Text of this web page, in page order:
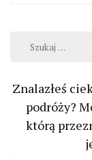
Szukaj:
Znalazłeś
podróży?
którą